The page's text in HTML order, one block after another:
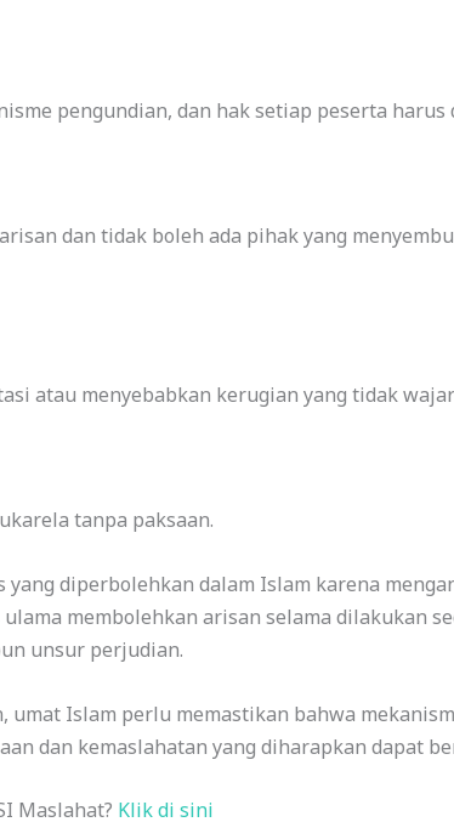
pengundian, dan hak setiap peserta
dan tidak boleh ada pihak yang
atau menyebabkan kerugian yang tidak
tanpa paksaan.
diperbolehkan dalam Islam karena
membolehkan arisan selama dilakukan
unsur perjudian.
Islam perlu memastikan bahwa
dan kemaslahatan yang diharapkan dapat
Maslahat? Klik di sini